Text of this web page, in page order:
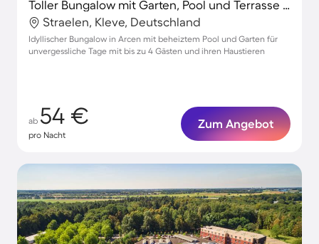
Toller Bungalow mit Garten, Pool und Terrasse | Nah am Strand
Straelen, Kleve, Deutschland
Idyllischer Bungalow in Arcen mit beheiztem Pool und Garten für
unvergessliche Tage mit bis zu 4 Gästen und ihren Haustieren
ab 54 €
pro Nacht
Zum Angebot